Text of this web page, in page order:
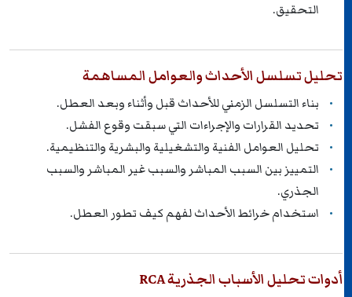
التحقيق.
تحليل تسلسل الأحداث والعوامل المساهمة
بناء التسلسل الزمني للأحداث قبل وأثناء وبعد العطل.
تحديد القرارات والإجراءات التي سبقت وقوع الفشل.
تحليل العوامل الفنية والتشغيلية والبشرية والتنظيمية.
التمييز بين السبب المباشر والسبب غير المباشر والسبب
الجذري.
استخدام خرائط الأحداث لفهم كيف تطور العطل.
أدوات تحليل الأسباب الجذرية RCA